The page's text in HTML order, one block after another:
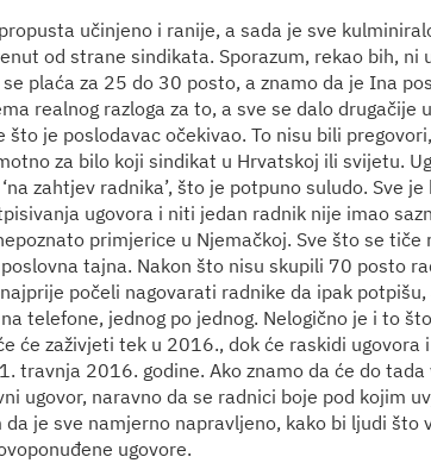
učinjeno i ranije, a sada je sve
od strane sindikata. Sporazum, rekao bih, ni
plaća za 25 do 30 posto, a znamo da je Ina
realnog razloga za to, a sve se dalo drugačije
što je poslodavac očekivao. To nisu bili
za bilo koji sindikat u Hrvatskoj ili svijetu.
zahtjev radnika’, što je potpuno suludo. Sve
ugovora i niti jedan radnik nije imao
primjerice u Njemačkoj. Sve što se tiče
tajna. Nakon što nisu skupili 70 posto
počeli nagovarati radnike da ipak potpišu,
telefone, jednog po jednog. Nelogično je i to
će zaživjeti tek u 2016., dok će raskidi ugovora
travnja 2016. godine. Ako znamo da će do tada
ugovor, naravno da se radnici boje pod kojim
je sve namjerno napravljeno, kako bi ljudi što
ugovore.